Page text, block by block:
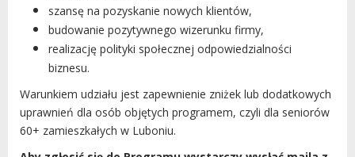
na
szansę na pozyskanie nowych klientów,
budowanie pozytywnego wizerunku firmy,
realizację polityki społecznej odpowiedzialności
biznesu.
Warunkiem udziału jest zapewnienie zniżek lub dodatkowych
uprawnień dla osób objętych programem, czyli dla seniorów
60+ zamieszkałych w Luboniu.